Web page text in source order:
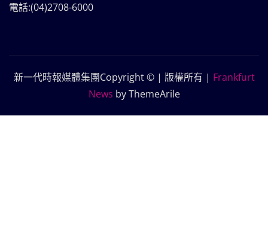
電話:(04)2708-6000
新一代時報媒體集團Copyright © | 版權所有 | Frankfurt
News by ThemeArile